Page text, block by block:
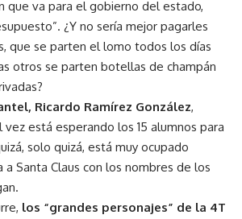
que va para el gobierno del estado,
¿Y no sería mejor pagarles
que se parten el lomo todos los días
otros se parten botellas de champán
Ricardo Ramírez González,
vez está esperando los 15 alumnos para
solo quizá, está muy ocupado
a Santa Claus con los nombres de los
los “grandes personajes” de la 4T